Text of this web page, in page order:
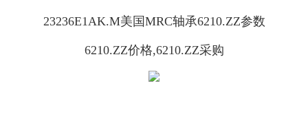
23236E1AK.M美国MRC轴承6210.ZZ参数
6210.ZZ价格,6210.ZZ采购